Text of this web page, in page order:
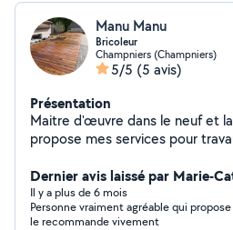
Manu Manu
Bricoleur
Champniers (Champniers)
5/5 (5 avis)
Présentation
Maitre d'œuvre dans le neuf et
propose mes services pour
Dernier avis laissé par Marie-
Il y a plus de 6 mois
Personne vraiment agréable qui propose
le recommande vivement